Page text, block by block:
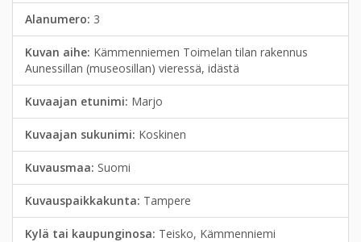
Alanumero: 3
Kuvan aihe: Kämmenniemen Toimelan tilan rakennus
Aunessillan (museosillan) vieressä, idästä
Kuvaajan etunimi: Marjo
Kuvaajan sukunimi: Koskinen
Kuvausmaa: Suomi
Kuvauspaikkakunta: Tampere
Kylä tai kaupunginosa: Teisko, Kämmenniemi